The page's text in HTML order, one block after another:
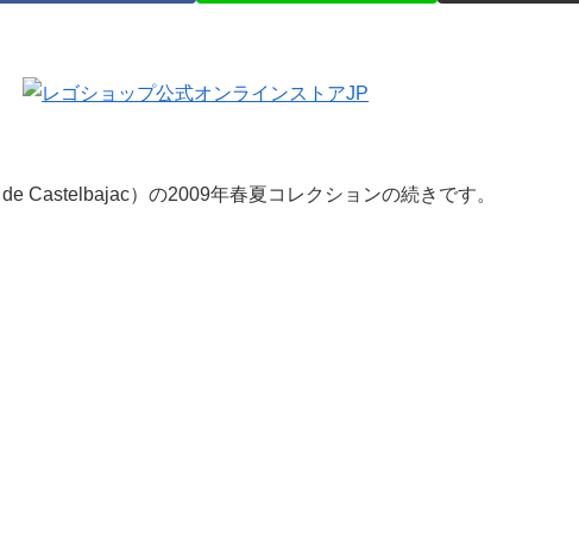
Castelbajac）の2009年春夏コレクションの続きです。